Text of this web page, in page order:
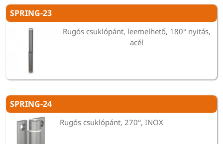
SPRING-23
Rugós csuklópánt, leemelhető, 180° nyitás,
acél
SPRING-24
Rugós csuklópánt, 270°, INOX